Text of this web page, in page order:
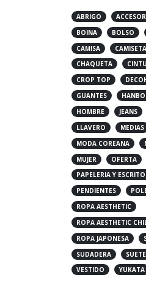
ABRIGO
BOINA
BOLSO
CAMISA
CAMISETA
CHAQUETA
CROP TOP
GUANTES
HOMBRE
JEANS
LLAVERO
MEDIAS
MODA COREANA
MUJER
OFERTA
PAPELERIA Y
PENDIENTES
ROPA AESTHETIC
ROPA AESTHETIC
ROPA JAPONESA
SUDADERA
VESTIDO
YUKATA